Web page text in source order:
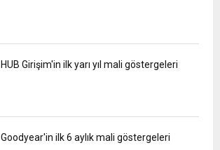
HUB Girişim'in ilk yarı yıl mali göstergeleri
Goodyear'in ilk 6 aylık mali göstergeleri